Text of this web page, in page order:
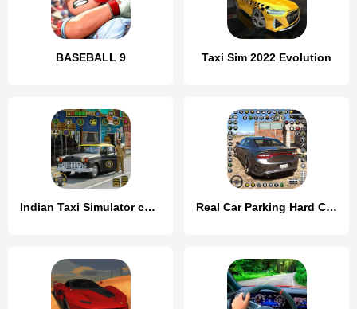
BASEBALL 9 Taxi Sim 2022 Evolution
Indian Taxi Simulator car Game Real Car Parking Hard Car Game